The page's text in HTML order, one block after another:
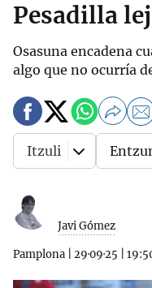
Pesadilla
Osasuna encadena
algo que no ocurría
Javi Gómez
Pamplona 29·09·25
Itzuli